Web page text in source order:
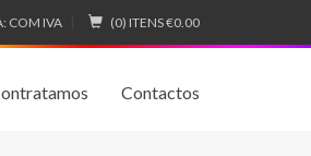
COM IVA (0) ITENS€0.00
Contactos